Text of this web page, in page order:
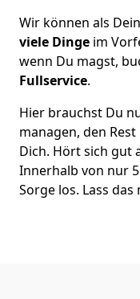
Wir können als
viele Dinge im
wenn Du magst,
Fullservice.
Hier brauchst Du
managen, den
Dich. Hört sich gut
Innerhalb von nur 5
Sorge los. Lass